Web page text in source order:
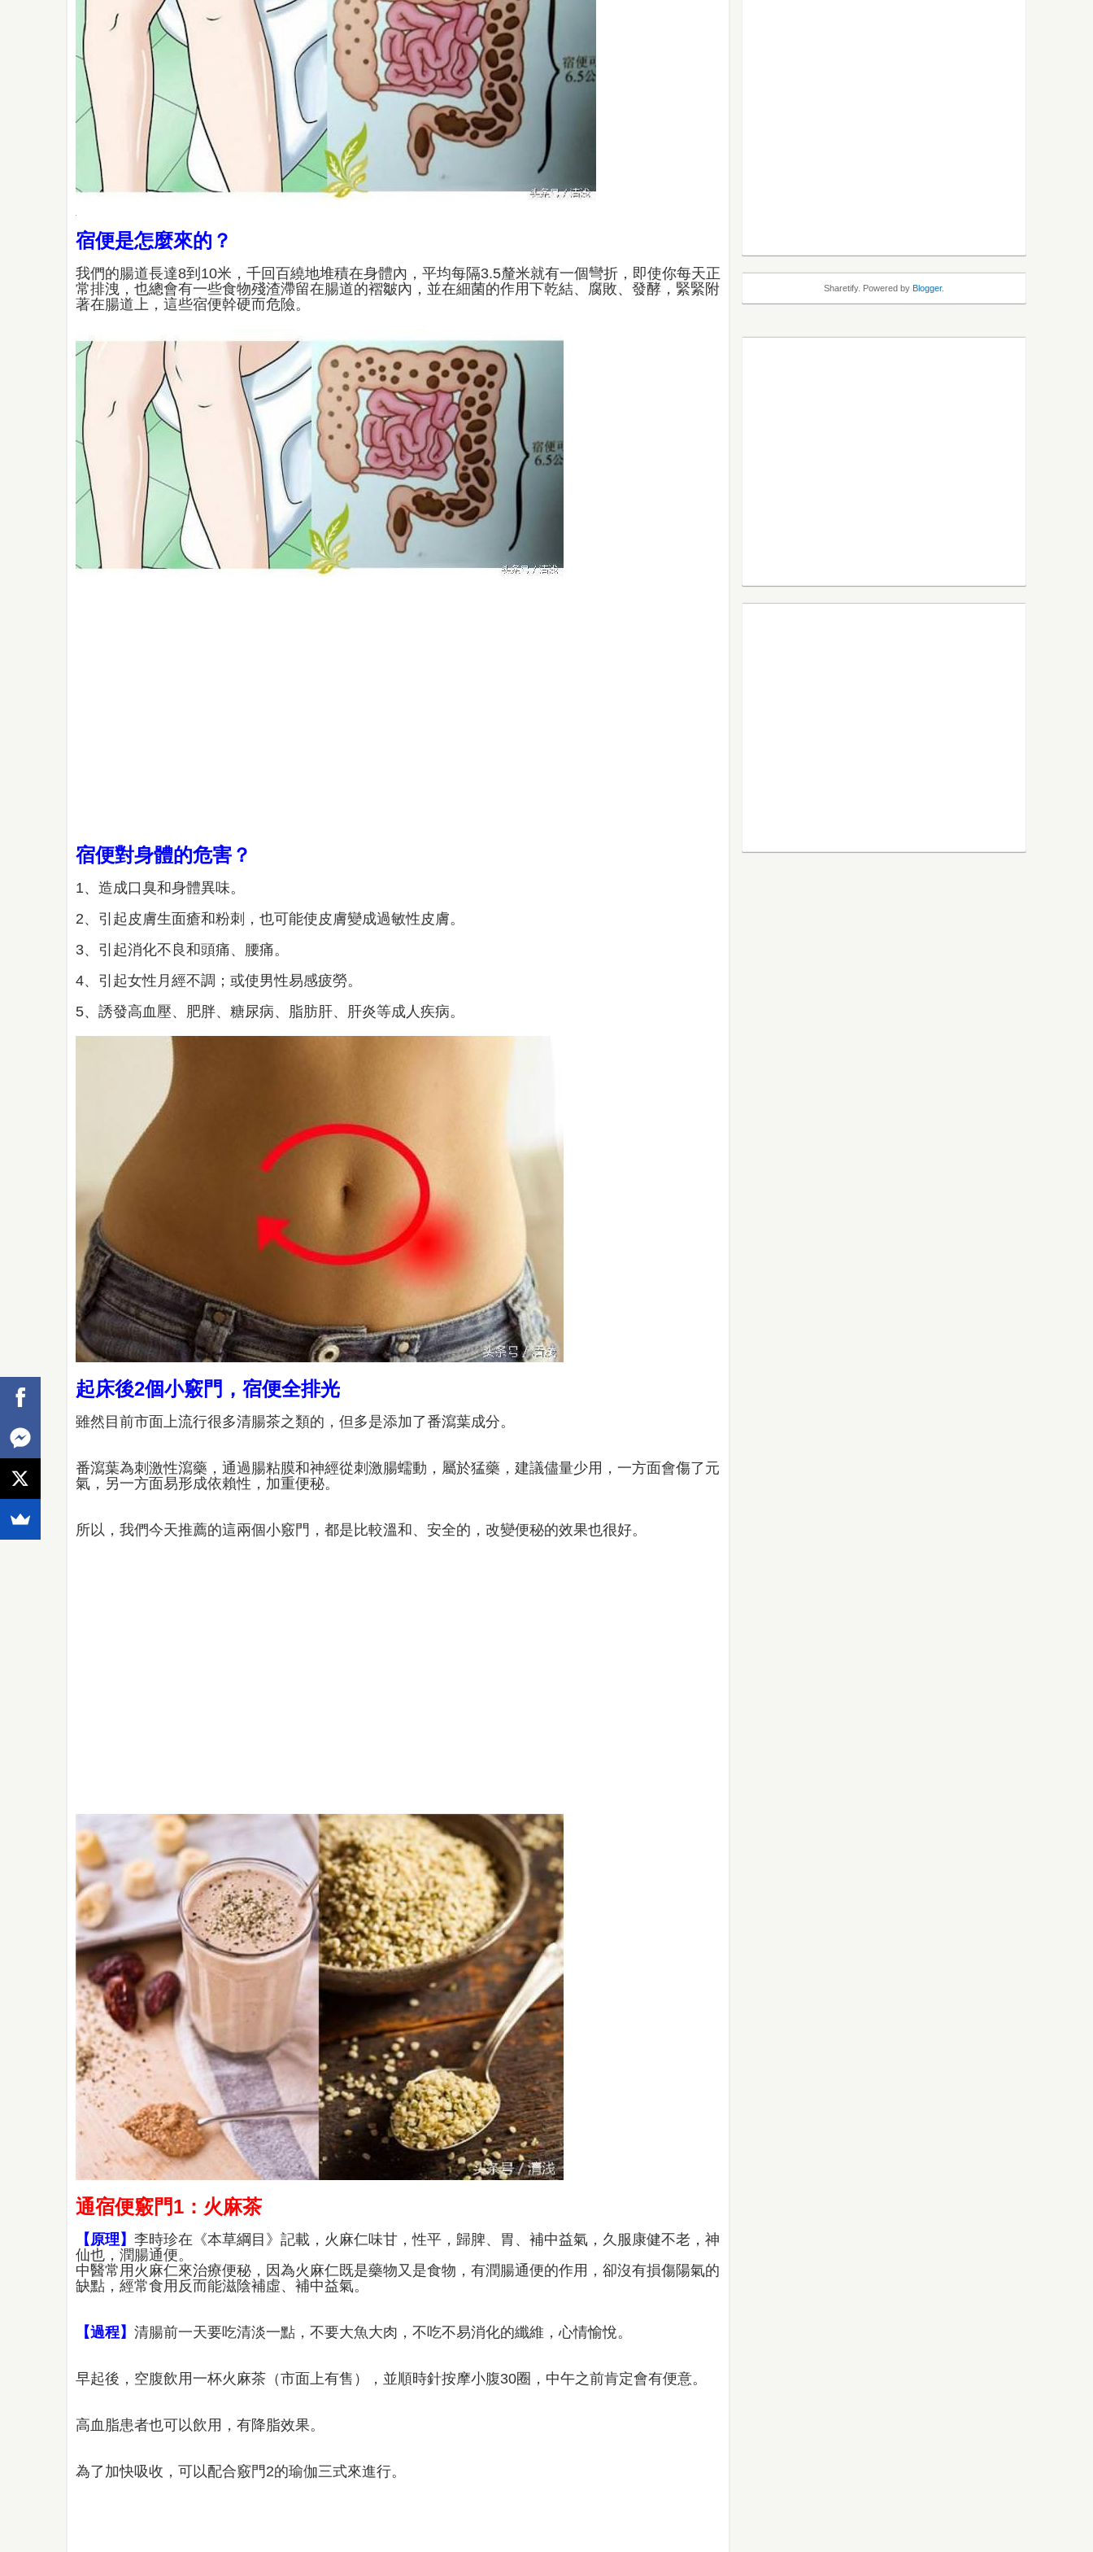
宿便是怎麼來的？
我們的腸道長達8到10米，千回百繞地堆積在身體內，平均每隔3.5釐米就有一個彎折，即使你每天正
常排洩，也總會有一些食物殘渣滯留在腸道的褶皺內，並在細菌的作用下乾結、腐敗、發酵，緊緊附
著在腸道上，這些宿便幹硬而危險。
宿便對身體的危害？
1、造成口臭和身體異味。
2、引起皮膚生面瘡和粉刺，也可能使皮膚變成過敏性皮膚。
3、引起消化不良和頭痛、腰痛。
4、引起女性月經不調；或使男性易感疲勞。
5、誘發高血壓、肥胖、糖尿病、脂肪肝、肝炎等成人疾病。
起床後2個小竅門，宿便全排光
雖然目前市面上流行很多清腸茶之類的，但多是添加了番瀉葉成分。
番瀉葉為刺激性瀉藥，通過腸粘膜和神經從刺激腸蠕動，屬於猛藥，建議儘量少用，一方面會傷了元
氣，另一方面易形成依賴性，加重便秘。
所以，我們今天推薦的這兩個小竅門，都是比較溫和、安全的，改變便秘的效果也很好。
通宿便竅門1：火麻茶
【原理】 李時珍在《本草綱目》記載，火麻仁味甘，性平，歸脾、胃、補中益氣，久服康健不老，神
仙也，潤腸通便。
中醫常用火麻仁來治療便秘，因為火麻仁既是藥物又是食物，有潤腸通便的作用，卻沒有損傷陽氣的
缺點，經常食用反而能滋陰補虛、補中益氣。
【過程】 清腸前一天要吃清淡一點，不要大魚大肉，不吃不易消化的纖維，心情愉悅。
早起後，空腹飲用一杯火麻茶（市面上有售），並順時針按摩小腹30圈，中午之前肯定會有便意。
高血脂患者也可以飲用，有降脂效果。
為了加快吸收，可以配合竅門2的瑜伽三式來進行。
Sharetify. Powered by Blogger.